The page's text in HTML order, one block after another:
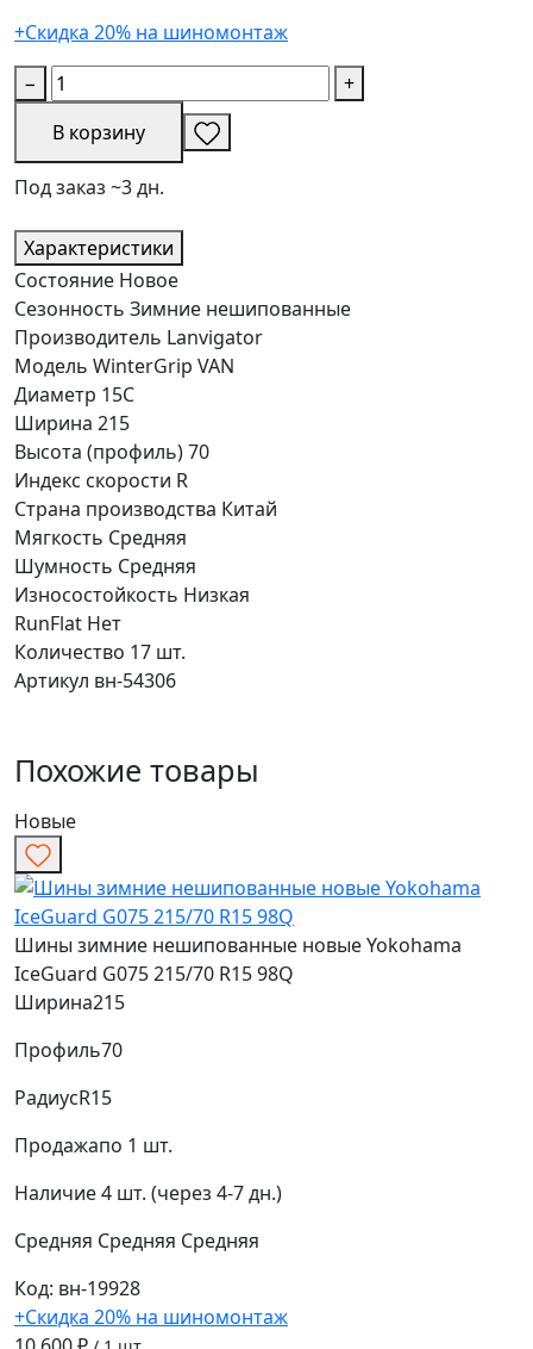
+Скидка 20% на шиномонтаж
−
+
В корзину
Под заказ ~3 дн.
Характеристики
Состояние Новое
Сезонность Зимние нешипованные
Производитель Lanvigator
Модель WinterGrip VAN
Диаметр 15C
Ширина 215
Высота (профиль)70
Индекс скорости R
Страна производства Китай
Мягкость Средняя
Шумность Средняя
Износостойкость Низкая
RunFlat Нет
Количество 17 шт.
Артикул вн-54306
Похожие товары
Новые
Шины зимние нешипованные новые Yokohama
IceGuard G075 215/70 R15 98Q
Ширина215
Профиль70
РадиусR15
Продажапо 1 шт.
Наличие4 шт. (через 4-7 дн.)
Средняя Средняя Средняя
Код: вн-19928
+Скидка 20% на шиномонтаж